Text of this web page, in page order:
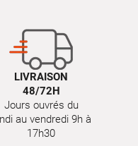
LIVRAISON
48/72H
Jours ouvrés du
au vendredi 9h à
17h30